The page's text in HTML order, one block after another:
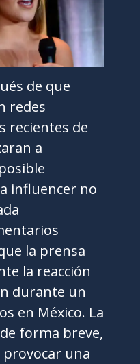
de que
redes
recientes de
a
influencer no
la prensa
la reacción
durante un
en México. La
forma breve,
una